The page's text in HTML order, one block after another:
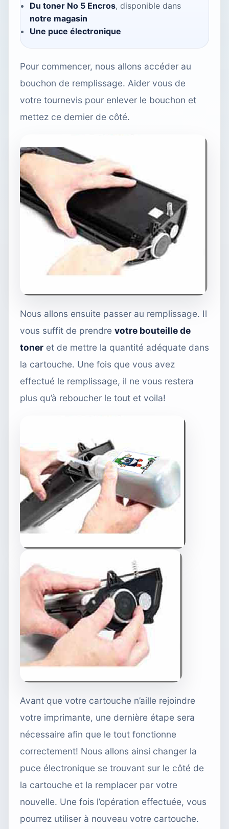
Du toner No 5 Encros, disponible dans
notre magasin
Une puce électronique
Pour commencer, nous allons accéder au
bouchon de remplissage. Aider vous de
votre tournevis pour enlever le bouchon et
mettez ce dernier de côté.
Nous allons ensuite passer au remplissage. Il
vous suffit de prendre votre bouteille de
toner et de mettre la quantité adéquate dans
la cartouche. Une fois que vous avez
effectué le remplissage, il ne vous restera
plus qu’à reboucher le tout et voila!
Avant que votre cartouche n’aille rejoindre
votre imprimante, une dernière étape sera
nécessaire afin que le tout fonctionne
correctement! Nous allons ainsi changer la
puce électronique se trouvant sur le côté de
la cartouche et la remplacer par votre
nouvelle. Une fois l’opération effectuée, vous
pourrez utiliser à nouveau votre cartouche.